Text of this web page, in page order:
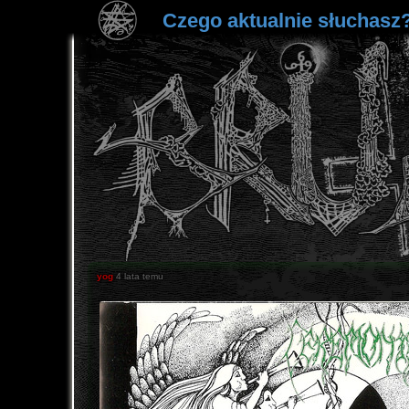
Czego aktualnie
yog 4 lata temu